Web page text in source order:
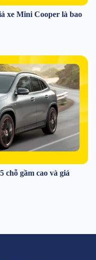
xe Mini Cooper là bao
chỗ gầm cao và giá